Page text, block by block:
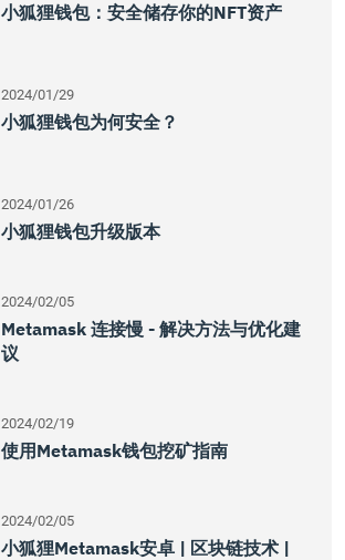
小狐狸钱包：安全储存你的NFT资产
2024/01/29
小狐狸钱包为何安全？
2024/01/26
小狐狸钱包升级版本
2024/02/05
Metamask 连接慢 - 解决方法与优化建
议
2024/02/19
使用Metamask钱包挖矿指南
2024/02/05
小狐狸Metamask安卓 | 区块链技术 |